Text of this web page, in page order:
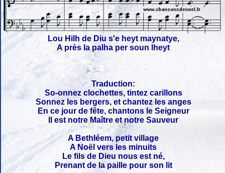
Lou Hilh de Diu s'e heyt maynatye,
A près la palha per soun lheyt
Traduction:
So-onnez clochettes, tintez carillons
Sonnez les bergers, et chantez les anges
En ce jour de fête, chantons le Seigneur
Il est notre Maître et notre Sauveur
A Bethléem, petit village
A Noël vers les minuits
Le fils de Dieu nous est né,
Prenant de la paille pour son lit